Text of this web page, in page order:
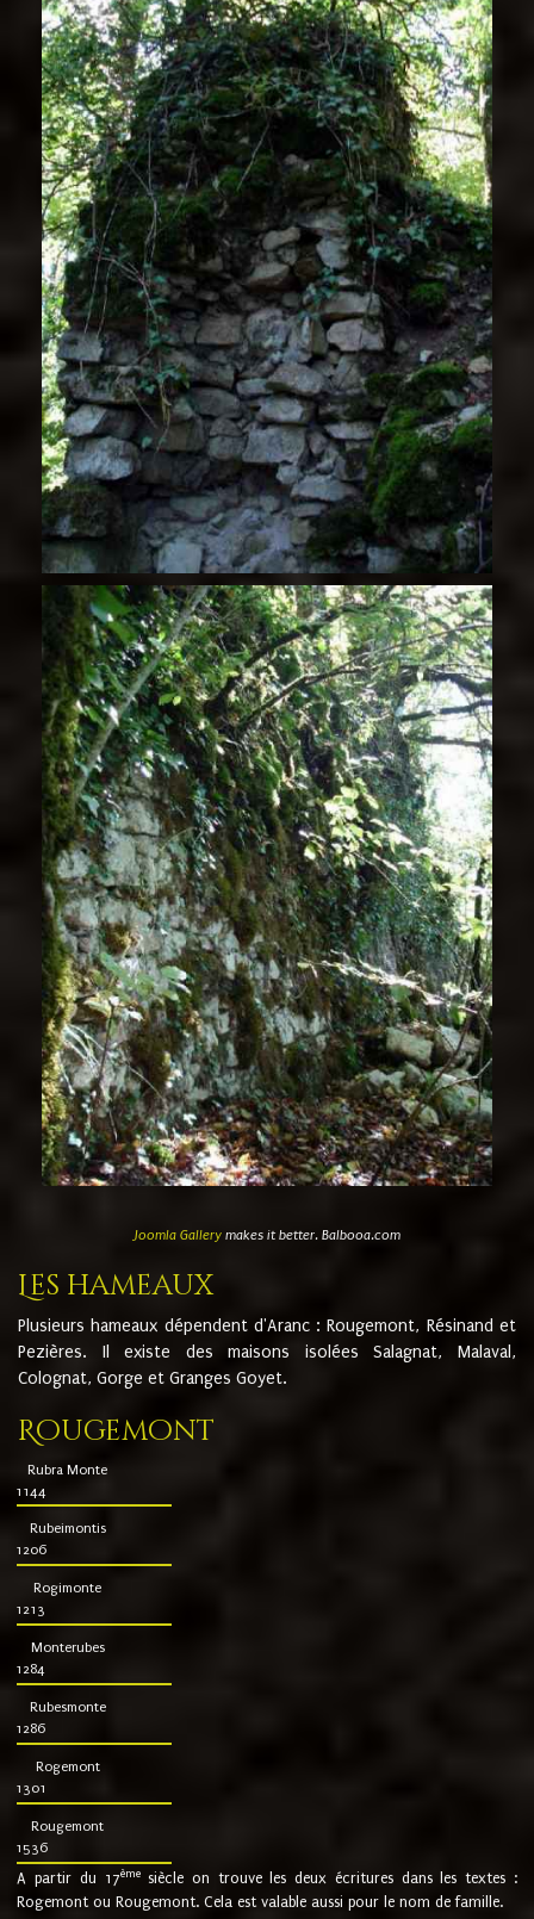
Joomla Gallerymakes it better. Balbooa.com
Les hameaux
Plusieurs hameaux dépendent d'Aranc : Rougemont, Résinand et
Pezières. Il existe des maisons isolées Salagnat, Malaval,
Colognat, Gorge et Granges Goyet.
Rougemont
Rubra Monte
1144
Rubeimontis
1206
Rogimonte
1213
Monterubes
1284
Rubesmonte
1286
Rogemont
1301
Rougemont
1536
A partir du 17ème siècle on trouve les deux écritures dans les textes :
Rogemont ou Rougemont. Cela est valable aussi pour le nom de famille.